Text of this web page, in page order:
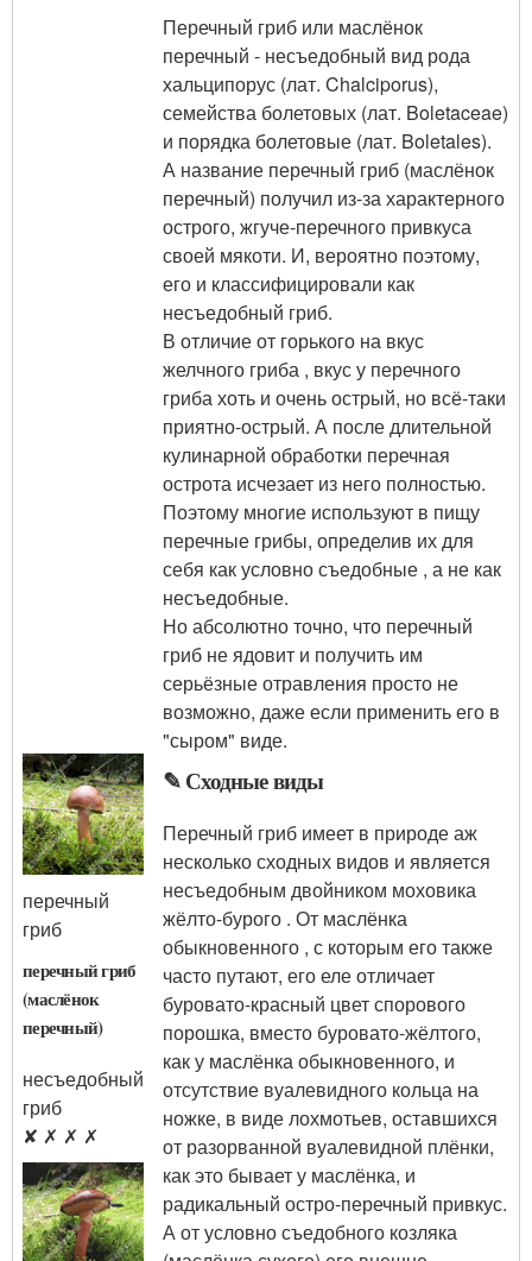
перечный
гриб
перечный гриб
(маслёнок
перечный)
несъедобный
гриб
✘ ✗ ✗ ✗
Перечный гриб или маслёнок
перечный - несъедобный вид рода
хальципорус (лат. Chalciporus),
семейства болетовых (лат. Boletaceae)
и порядка болетовые (лат. Boletales).
А название перечный гриб (маслёнок
перечный) получил из-за характерного
острого, жгуче-перечного привкуса
своей мякоти. И, вероятно поэтому,
его и классифицировали как
несъедобный гриб.
В отличие от горького на вкус
желчного гриба , вкус у перечного
гриба хоть и очень острый, но всё-таки
приятно-острый. А после длительной
кулинарной обработки перечная
острота исчезает из него полностью.
Поэтому многие используют в пищу
перечные грибы, определив их для
себя как условно съедобные , а не как
несъедобные.
Но абсолютно точно, что перечный
гриб не ядовит и получить им
серьёзные отравления просто не
возможно, даже если применить его в
"сыром" виде.
✎ Сходные виды
Перечный гриб имеет в природе аж
несколько сходных видов и является
несъедобным двойником моховика
жёлто-бурого . От маслёнка
обыкновенного , с которым его также
часто путают, его еле отличает
буровато-красный цвет спорового
порошка, вместо буровато-жёлтого,
как у маслёнка обыкновенного, и
отсутствие вуалевидного кольца на
ножке, в виде лохмотьев, оставшихся
от разорванной вуалевидной плёнки,
как это бывает у маслёнка, и
радикальный остро-перечный привкус.
А от условно съедобного козляка